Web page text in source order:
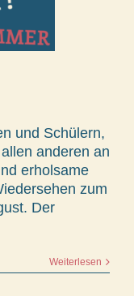
und Schülern,
anderen an
erholsame
zum
Der
Weiterlesen